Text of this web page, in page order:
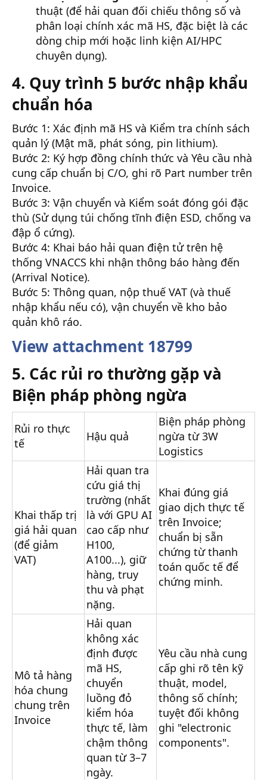
thuật (để hải quan đối chiếu thông số và
phân loại chính xác mã HS, đặc biệt là các
dòng chip mới hoặc linh kiện AI/HPC
chuyên dụng).
4. Quy trình 5 bước nhập khẩu
chuẩn hóa
Bước 1: Xác định mã HS và Kiểm tra chính sách
quản lý (Mật mã, phát sóng, pin lithium).
Bước 2: Ký hợp đồng chính thức và Yêu cầu nhà
cung cấp chuẩn bị C/O, ghi rõ Part number trên
Invoice.
Bước 3: Vận chuyển và Kiểm soát đóng gói đặc
thù (Sử dụng túi chống tĩnh điện ESD, chống va
đập ổ cứng).
Bước 4: Khai báo hải quan điện tử trên hệ
thống VNACCS khi nhận thông báo hàng đến
(Arrival Notice).
Bước 5: Thông quan, nộp thuế VAT (và thuế
nhập khẩu nếu có), vận chuyển về kho bảo
quản khô ráo.
View attachment 18799
5. Các rủi ro thường gặp và
Biện pháp phòng ngừa
Rủi ro thực
tế
Hậu quả
Biện pháp phòng
ngừa từ 3W
Logistics
Khai thấp trị
giá hải quan
(để giảm
VAT)
Hải quan tra
cứu giá thị
trường (nhất
là với GPU AI
cao cấp như
H100,
A100...), giữ
hàng, truy
thu và phạt
nặng.
Khai đúng giá
giao dịch thực tế
trên Invoice;
chuẩn bị sẵn
chứng từ thanh
toán quốc tế để
chứng minh.
Mô tả hàng
hóa chung
chung trên
Invoice
Hải quan
không xác
định được
mã HS,
chuyển
luồng đỏ
kiểm hóa
thực tế, làm
chậm thông
quan từ 3–7
ngày.
Yêu cầu nhà cung
cấp ghi rõ tên kỹ
thuật, model,
thông số chính;
tuyệt đối không
ghi "electronic
components".